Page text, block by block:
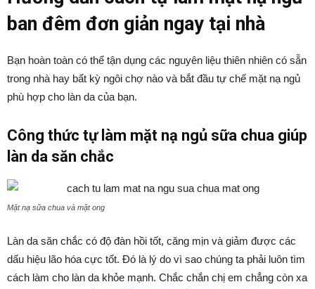
ban đêm đơn giản ngay tại nhà
Bạn hoàn toàn có thể tận dụng các nguyên liệu thiên nhiên có sẵn
trong nhà hay bất kỳ ngôi chợ nào và bắt đầu tự chế mặt nạ ngủ
phù hợp cho làn da của bạn.
Công thức tự làm mặt nạ ngủ sữa chua giúp
làn da săn chắc
Mặt nạ sữa chua và mật ong
Làn da săn chắc có độ đàn hồi tốt, căng mịn và giảm được các
dấu hiệu lão hóa cực tốt. Đó là lý do vì sao chúng ta phải luôn tìm
cách làm cho làn da khỏe mạnh. Chắc chắn chị em chẳng còn xa